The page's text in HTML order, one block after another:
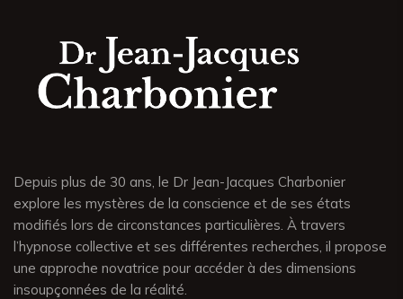
Depuis plus de 30 ans, le Dr Jean-Jacques Charbonier
explore les mystères de la conscience et de ses états
modifiés lors de circonstances particulières. À travers
l’hypnose collective et ses différentes recherches, il propose
une approche novatrice pour accéder à des dimensions
insoupçonnées de la réalité.